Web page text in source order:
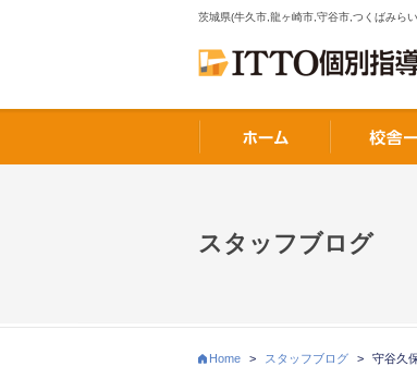
茨城県(牛久市,龍ヶ崎市,守谷市,つくばみら
スタッフブログ
Home > スタッフブログ > 守谷久